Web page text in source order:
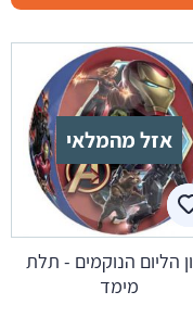
אזל מהמלאי
הליום הנוקמים - תלת
מימד